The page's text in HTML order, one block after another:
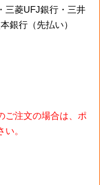
三菱UFJ銀行・三井
銀行（先払い）
ご注文の場合は、ポ
。